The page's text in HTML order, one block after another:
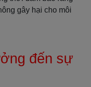
gây hại cho môi
đến sự